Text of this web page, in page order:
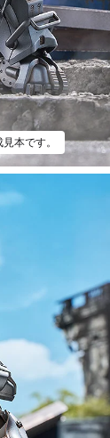
本です。